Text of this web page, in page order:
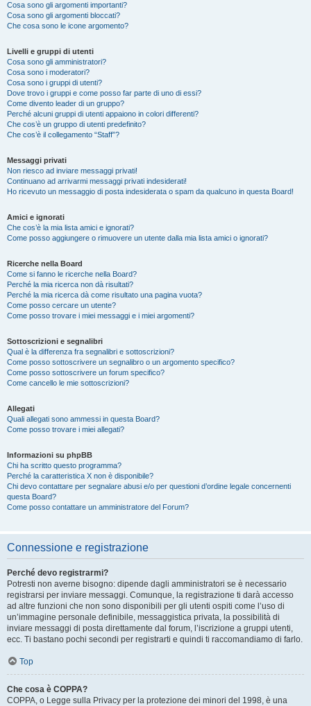
Cosa sono gli argomenti importanti?
Cosa sono gli argomenti bloccati?
Che cosa sono le icone argomento?
Livelli e gruppi di utenti
Cosa sono gli amministratori?
Cosa sono i moderatori?
Cosa sono i gruppi di utenti?
Dove trovo i gruppi e come posso far parte di uno di essi?
Come divento leader di un gruppo?
Perché alcuni gruppi di utenti appaiono in colori differenti?
Che cos’è un gruppo di utenti predefinito?
Che cos’è il collegamento “Staff”?
Messaggi privati
Non riesco ad inviare messaggi privati!
Continuano ad arrivarmi messaggi privati indesiderati!
Ho ricevuto un messaggio di posta indesiderata o spam da qualcuno in questa Board!
Amici e ignorati
Che cos’è la mia lista amici e ignorati?
Come posso aggiungere o rimuovere un utente dalla mia lista amici o ignorati?
Ricerche nella Board
Come si fanno le ricerche nella Board?
Perché la mia ricerca non dà risultati?
Perché la mia ricerca dà come risultato una pagina vuota?
Come posso cercare un utente?
Come posso trovare i miei messaggi e i miei argomenti?
Sottoscrizioni e segnalibri
Qual è la differenza fra segnalibri e sottoscrizioni?
Come posso sottoscrivere un segnalibro o un argomento specifico?
Come posso sottoscrivere un forum specifico?
Come cancello le mie sottoscrizioni?
Allegati
Quali allegati sono ammessi in questa Board?
Come posso trovare i miei allegati?
Informazioni su phpBB
Chi ha scritto questo programma?
Perché la caratteristica X non è disponibile?
Chi devo contattare per segnalare abusi e/o per questioni d’ordine legale concernenti
questa Board?
Come posso contattare un amministratore del Forum?
Connessione e registrazione
Perché devo registrarmi?
Potresti non averne bisogno: dipende dagli amministratori se è necessario
registrarsi per inviare messaggi. Comunque, la registrazione ti darà accesso
ad altre funzioni che non sono disponibili per gli utenti ospiti come l’uso di
un’immagine personale definibile, messaggistica privata, la possibilità di
inviare messaggi di posta direttamente dal forum, l’iscrizione a gruppi utenti,
ecc. Ti bastano pochi secondi per registrarti e quindi ti raccomandiamo di farlo.
Top
Che cosa è COPPA?
COPPA, o Legge sulla Privacy per la protezione dei minori del 1998, è una